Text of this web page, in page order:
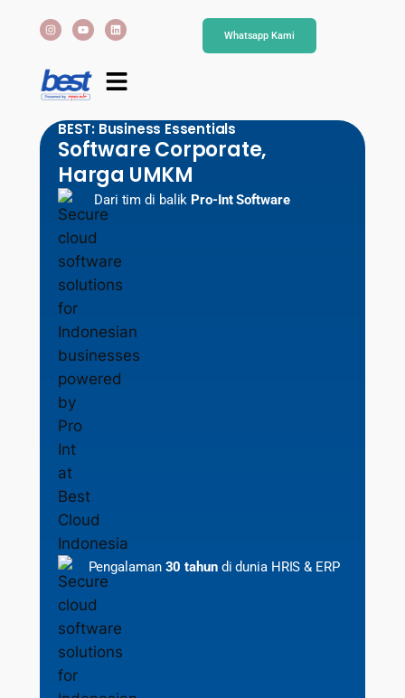
Whatsapp Kami
BEST: Business Essentials​
Software Corporate,
Harga UMKM​
Dari tim di balik Pro-Int Software
Pengalaman 30 tahundi dunia HRIS & ERP